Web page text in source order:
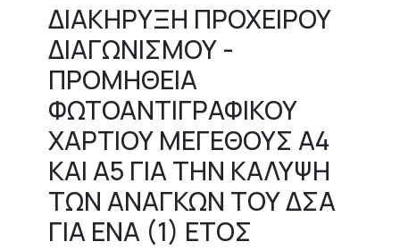
ΔΙΑΚΗΡΥΞΗ ΠΡΟΧΕΙΡΟΥ
ΔΙΑΓΩΝΙΣΜΟΥ -
ΠΡΟΜΗΘΕΙΑ
ΦΩΤΟΑΝΤΙΓΡΑΦΙΚΟΥ
ΧΑΡΤΙΟΥ ΜΕΓΕΘΟΥΣ Α4
ΚΑΙ Α5 ΓΙΑ ΤΗΝ ΚΑΛΥΨΗ
ΤΩΝ ΑΝΑΓΚΩΝ ΤΟΥ ΔΣΑ
ΓΙΑ ΕΝΑ (1) ΕΤΟΣ